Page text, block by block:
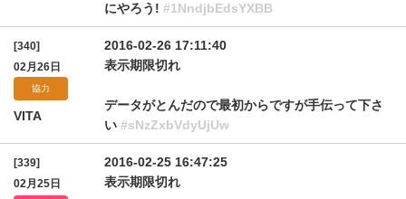
にやろう! #1NndjbEdsYXBB
[340]
02月26日
協力
VITA
2016-02-26 17:11:40
表示期限切れ
データがとんだので最初からですが手伝って下さ
い #sNzZxbVdyUjUw
[339]
02月25日
2016-02-25 16:47:25
表示期限切れ